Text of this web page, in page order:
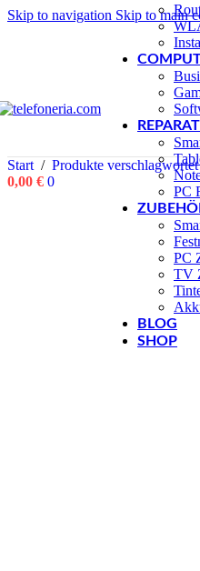
Skip to navigation Skip to main
PC
PC
TV
BLOG
SHOP
Start / Produkte
0,00 € 0